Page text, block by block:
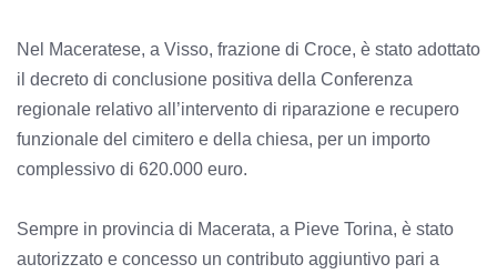
Nel Maceratese, a Visso, frazione di Croce, è stato adottato
il decreto di conclusione positiva della Conferenza
regionale relativo all’intervento di riparazione e recupero
funzionale del cimitero e della chiesa, per un importo
complessivo di 620.000 euro.
Sempre in provincia di Macerata, a Pieve Torina, è stato
autorizzato e concesso un contributo aggiuntivo pari a